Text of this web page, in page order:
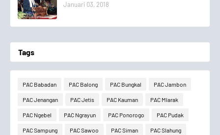
Januari 03, 2018
Tags
PAC Babadan PAC Balong PAC Bungkal PAC Jambon
PAC Jenangan PAC Jetis PAC Kauman PAC Mlarak
PAC Ngebel PAC Ngrayun PAC Ponorogo PAC Pudak
PAC Sampung PAC Sawoo PAC Siman PAC Slahung